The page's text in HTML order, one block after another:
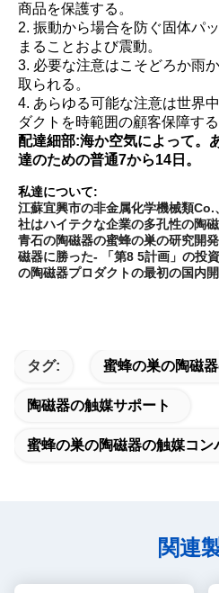
商品を保護する。
2. 振動から場合を防ぐ固体パ
まることおよび震動。
3. 必要な注意はこそどろか雨
取られる。
4. あらゆる可能な注意は世界
ダクトを時範囲の顧客保障す
配達細部:海か空気によって。
達のための普通7から14日。
私達について:
江蘇宜興市の非金属化学機械類
社はハイテクな企業の多孔性の陶
青石の陶磁器の蜜蜂の巣の研究開
磁器に勝った- 「第8 5計画」の投
の陶磁器プロダクトの最初の国内
タグ: 蜜蜂の巣の陶磁
陶磁器の触媒サポート
蜜蜂の巣の陶磁器の触媒コン
関連